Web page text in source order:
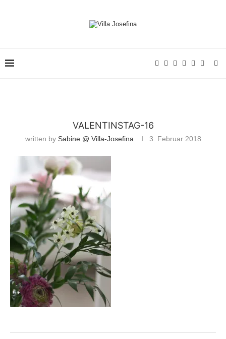
VALENTINSTAG-16
written by Sabine @ Villa-Josefina 3. Februar 2018